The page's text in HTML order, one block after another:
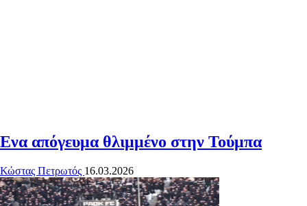
Ενα απόγευμα θλιμμένο στην Τούμπα
Κώστας Πετρωτός 16.03.2026